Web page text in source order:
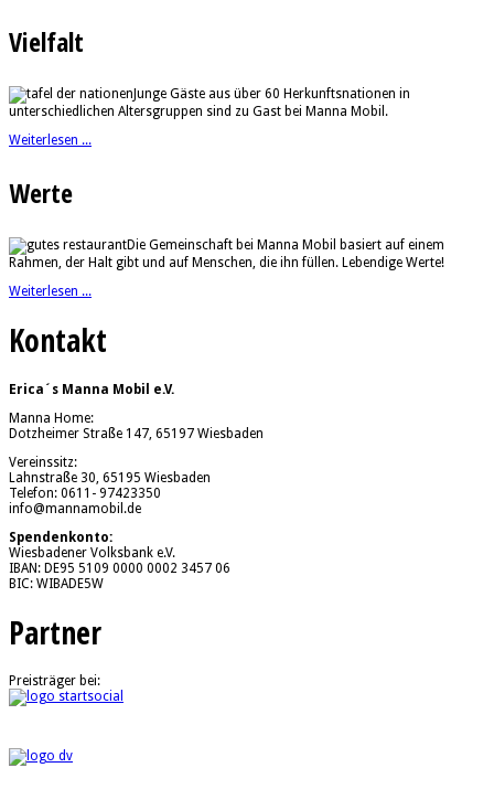
Vielfalt
Junge Gäste aus über 60 Herkunftsnationen in
unterschiedlichen Altersgruppen sind zu Gast bei Manna Mobil.
Weiterlesen ...
Werte
Die Gemeinschaft bei Manna Mobil basiert auf einem
Rahmen, der Halt gibt und auf Menschen, die ihn füllen. Lebendige Werte!
Weiterlesen ...
Kontakt
Erica´s Manna Mobil e.V.
Manna Home:
Dotzheimer Straße 147, 65197 Wiesbaden
Vereinssitz:
Lahnstraße 30, 65195 Wiesbaden
Telefon: 0611- 97423350
info@mannamobil.de
Spendenkonto:
Wiesbadener Volksbank e.V.
IBAN: DE95 5109 0000 0002 3457 06
BIC: WIBADE5W
Partner
Preisträger bei: